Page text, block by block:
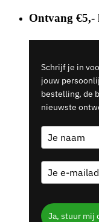
Ontvang
Schrijf je in
jouw
bestelling, de
nieuwste
Ja, stuur mij